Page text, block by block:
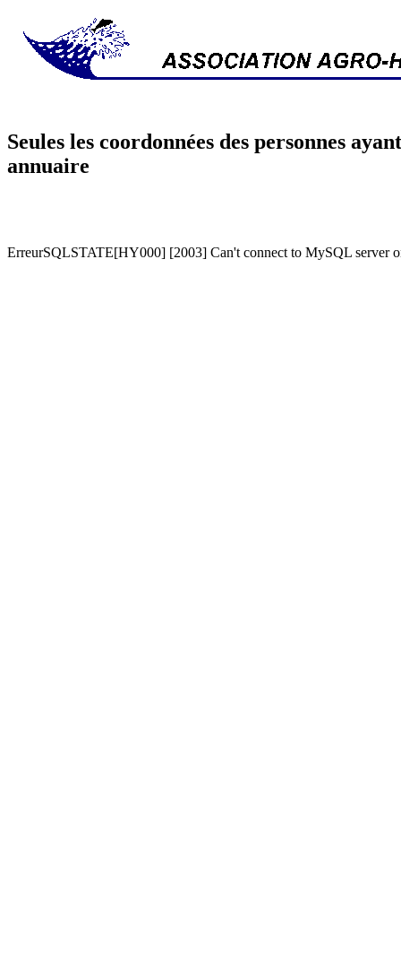
Seules les coordonnées des personnes
annuaire
ErreurSQLSTATE[HY000] [2003] Can't connect to MySQL server